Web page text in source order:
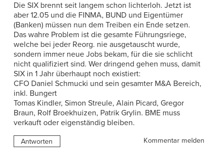
Die SIX brennt seit langem schon lichterloh. Jetzt ist
aber 12.05 und die FINMA, BUND und Eigentümer
(Banken) müssen nun dem Treiben ein Ende setzen.
Das wahre Problem ist die gesamte Führungsriege,
welche bei jeder Reorg. nie ausgetauscht wurde,
sondern immer neue Jobs bekam, für die sie schlicht
nicht qualifiziert sind. Wer dringend gehen muss, damit
SIX in 1 Jahr überhaupt noch existiert:
CFO Daniel Schmucki und sein gesamter M&A Bereich,
inkl. Bungert
Tomas Kindler, Simon Streule, Alain Picard, Gregor
Braun, Rolf Broekhuizen, Patrik Grylin. BME muss
verkauft oder eigenständig bleiben.
Antworten
Kommentar melden